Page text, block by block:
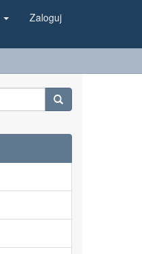
Zaloguj